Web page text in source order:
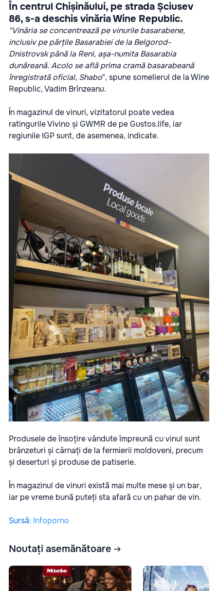
În centrul Chișinăului, pe strada Șciusev
86, s-a deschis vinăria Wine Republic.
"Vinăria se concentrează pe vinurile basarabene,
inclusiv pe părțile Basarabiei de la Belgorod-
Dnistrovsk până la Reni, așa-numita Basarabia
dunăreană. Acolo se află prima cramă basarabeană
înregistrată oficial, Shabo", spune somelierul de la Wine
Republic, Vadim Brînzeanu.
În magazinul de vinuri, vizitatorul poate vedea
ratingurile Vivino și GWMR de pe Gustos.life, iar
regiunile IGP sunt, de asemenea, indicate.
Produsele de însoțire vândute împreună cu vinul sunt
brânzeturi și cârnați de la fermierii moldoveni, precum
și deserturi și produse de patiserie.
În magazinul de vinuri există mai multe mese și un bar,
iar pe vreme bună puteți sta afară cu un pahar de vin.
Sursă: Infoporno
Noutați asemănătoare